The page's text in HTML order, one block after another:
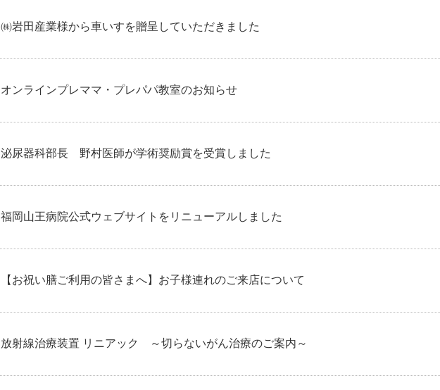
㈱岩田産業様から車いすを贈呈していただきました
オンラインプレママ・プレパパ教室のお知らせ
泌尿器科部長 野村医師が学術奨励賞を受賞しました
福岡山王病院公式ウェブサイトをリニューアルしました
【お祝い膳ご利用の皆さまへ】お子様連れのご来店について
放射線治療装置 リニアック ～切らないがん治療のご案内～